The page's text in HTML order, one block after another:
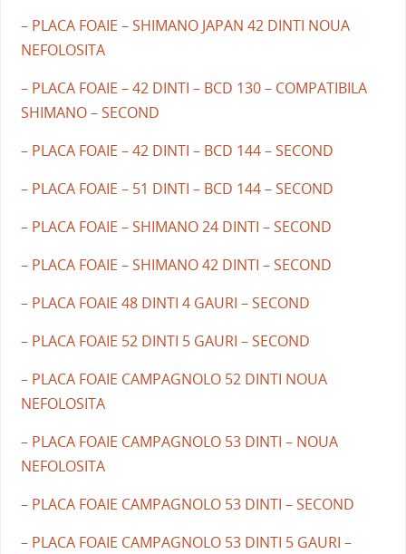
– PLACA FOAIE – SHIMANO JAPAN 42 DINTI NOUA
NEFOLOSITA
– PLACA FOAIE – 42 DINTI – BCD 130 – COMPATIBILA
SHIMANO – SECOND
– PLACA FOAIE – 42 DINTI – BCD 144 – SECOND
– PLACA FOAIE – 51 DINTI – BCD 144 – SECOND
– PLACA FOAIE – SHIMANO 24 DINTI – SECOND
– PLACA FOAIE – SHIMANO 42 DINTI – SECOND
– PLACA FOAIE 48 DINTI 4 GAURI – SECOND
– PLACA FOAIE 52 DINTI 5 GAURI – SECOND
– PLACA FOAIE CAMPAGNOLO 52 DINTI NOUA
NEFOLOSITA
– PLACA FOAIE CAMPAGNOLO 53 DINTI – NOUA
NEFOLOSITA
– PLACA FOAIE CAMPAGNOLO 53 DINTI – SECOND
– PLACA FOAIE CAMPAGNOLO 53 DINTI 5 GAURI –